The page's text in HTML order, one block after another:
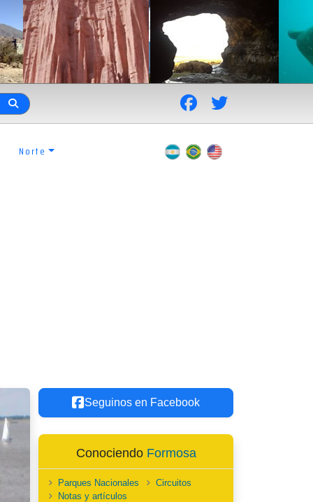
Norte
Seguinos en Facebook
Conociendo Formosa
Parques Nacionales
Circuitos
Notas y artículos